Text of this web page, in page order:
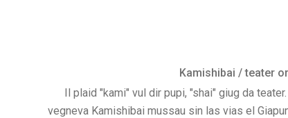
Kamishibai / teater
Il plaid "kami" vul dir pupi, "shai" giug da
vegneva Kamishibai mussau sin las vias el